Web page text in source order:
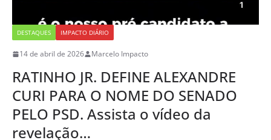
DESTAQUES IMPACTO DIÁRIO
14 de abril de 2026 Marcelo Impacto
RATINHO JR. DEFINE ALEXANDRE
CURI PARA O NOME DO SENADO
PELO PSD. Assista o vídeo da
revelação…